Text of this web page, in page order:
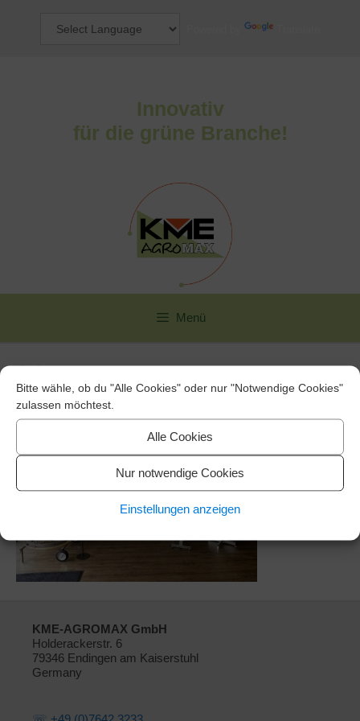
Bitte wähle, ob du "Alle Cookies" oder nur "Notwendige Cookies"
zulassen möchtest.
Alle Cookies
Nur notwendige Cookies
Einstellungen anzeigen
Innovativ
für die grüne Branche!
Menü
24
KME-AGROMAX GmbH
Holderackerstr. 6
79346 Endingen am Kaiserstuhl
Germany